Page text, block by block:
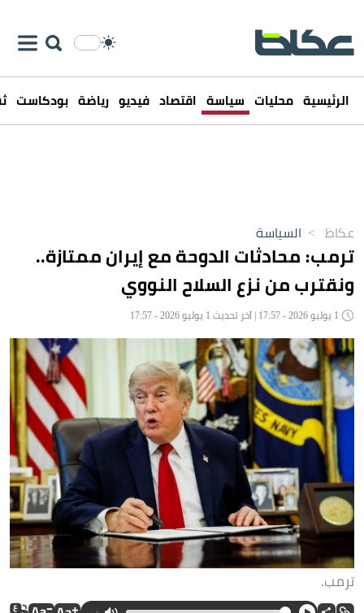
الرئيسية محليات سياسة اقتصاد فيديو رياضة بودكاست
عكاظ > السياسة
ترمب: محادثات الدوحة مع إيران ممتازة..
ونقترب من نزع السلاح النووي
ترمب.